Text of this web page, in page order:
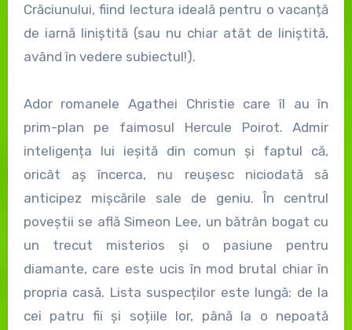
Crăciunului, fiind lectura ideală pentru o vacanță
de iarnă liniștită (sau nu chiar atât de liniștită,
având în vedere subiectul!).
Ador romanele Agathei Christie care îl au în
prim-plan pe faimosul Hercule Poirot. Admir
inteligența lui ieșită din comun și faptul că,
oricât aș încerca, nu reușesc niciodată să
anticipez mișcările sale de geniu. În centrul
poveștii se află Simeon Lee, un bătrân bogat cu
un trecut misterios și o pasiune pentru
diamante, care este ucis în mod brutal chiar în
propria casă. Lista suspecților este lungă: de la
cei patru fii și soțiile lor, până la o nepoată